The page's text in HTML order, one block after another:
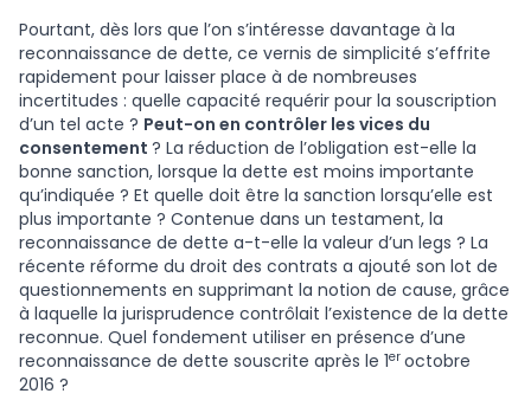
Pourtant, dès lors que l’on s’intéresse davantage à la
reconnaissance de dette, ce vernis de simplicité s’effrite
rapidement pour laisser place à de nombreuses
incertitudes : quelle capacité requérir pour la souscription
d’un tel acte ? Peut-on en contrôler les vices du
consentement ? La réduction de l’obligation est-elle la
bonne sanction, lorsque la dette est moins importante
qu’indiquée ? Et quelle doit être la sanction lorsqu’elle est
plus importante ? Contenue dans un testament, la
reconnaissance de dette a-t-elle la valeur d’un legs ? La
récente réforme du droit des contrats a ajouté son lot de
questionnements en supprimant la notion de cause, grâce
à laquelle la jurisprudence contrôlait l’existence de la dette
reconnue. Quel fondement utiliser en présence d’une
reconnaissance de dette souscrite après le 1er octobre
2016 ?